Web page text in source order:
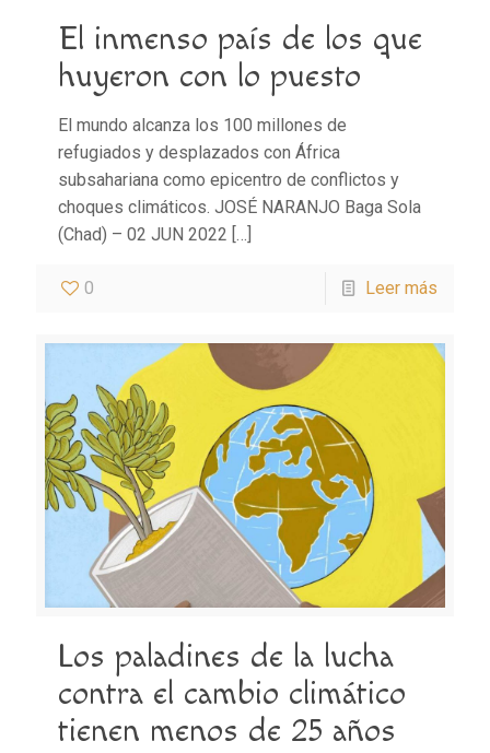
El inmenso país de los que
huyeron con lo puesto
El mundo alcanza los 100 millones de
refugiados y desplazados con África
subsahariana como epicentro de conflictos y
choques climáticos. JOSÉ NARANJO Baga Sola
(Chad) – 02 JUN 2022 […]
0 Leer más
Los paladines de la lucha
contra el cambio climático
tienen menos de 25 años